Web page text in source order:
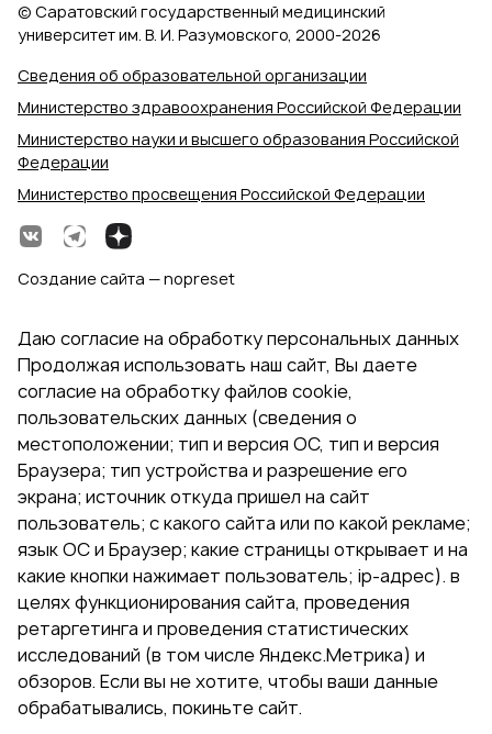
Сведения об образовательной организации
Министерство здравоохранения Российской Федерации
Министерство науки и высшего образования Российской
Федерации
Министерство просвещения Российской Федерации
© Саратовский государственный медицинский
университет им. В. И. Разумовского, 2000‑2026
Создание сайта — nopreset
Даю согласие на обработку персональных данных
Продолжая использовать наш сайт, Вы даете
согласие на обработку файлов cookie,
пользовательских данных (сведения о
местоположении; тип и версия ОС, тип и версия
Браузера; тип устройства и разрешение его
экрана; источник откуда пришел на сайт
пользователь; с какого сайта или по какой рекламе;
язык ОС и Браузер; какие страницы открывает и на
какие кнопки нажимает пользователь; ip-адрес). в
целях функционирования сайта, проведения
ретаргетинга и проведения статистических
исследований (в том числе Яндекс.Метрика) и
обзоров. Если вы не хотите, чтобы ваши данные
обрабатывались, покиньте сайт.